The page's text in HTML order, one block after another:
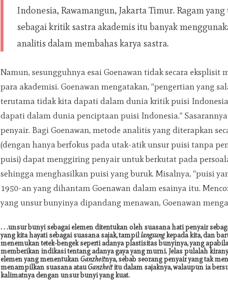
Indonesia, Rawamangun, Jakarta Timur. Ragam
sebagai kritik sastra akademis itu banyak
analitis dalam membahas karya sastra.
Namun, sesungguhnya esai Goenawan tidak secara
para akademisi. Goenawan mengatakan, “pengertian yang
terutama tidak kita dapati dalam dunia kritik puisi
dapati dalam dunia penciptaan puisi Indonesia.”
penyair. Bagi Goenawan, metode analitis yang diterapkan
(dengan hanya berfokus pada utak-atik unsur puisi tanpa
puisi) dapat menggiring penyair untuk berkutat pada
sehingga menghasilkan puisi yang buruk. Misalnya, “puisi
1950-an yang dihantam Goenawan dalam esainya itu.
yang unsur bunyinya dipandang menawan, Goenawan
. . .unsur bunyi sebagai elemen ditentukan oleh suasana hati penyair
yang kita hayati sebagai suasana sajak, tampillangsungkepada kita, dan
menemukan tetek-bengek seperti adanya plastisitas bunyinya, yang
memberikan indikasi tentang adanya gaya yang murni. Jelas pulalah
elemen yang menentukanGanzheitnya, sebab seorang penyair yang tak
menampilkan suasana atauGanzheititu dalam sajaknya, walaupun ia
kalimatnya dengan unsur bunyi yang kuat.